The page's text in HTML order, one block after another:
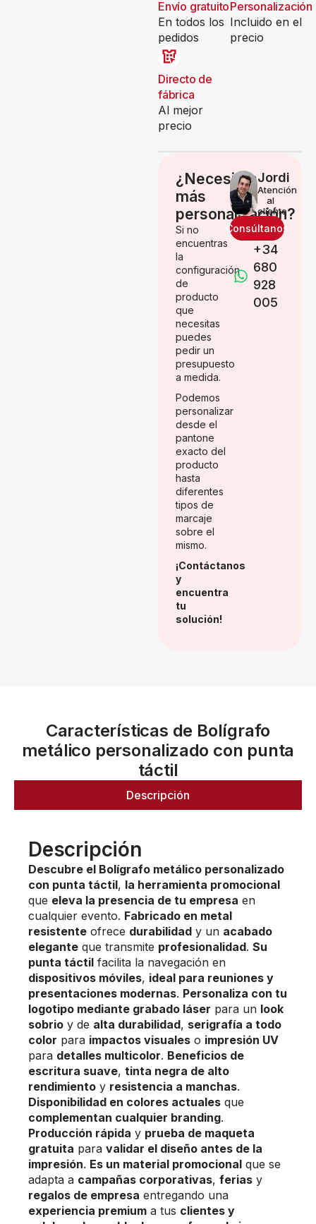
Envío gratuito
En todos los
pedidos
Personalización
Incluido en el
precio
Directo de
fábrica
Al mejor
precio
¿Necesitas
más
personalización?
Si no
encuentras
la
configuración
de
producto
que
necesitas
puedes
pedir un
presupuesto
a medida.
Podemos
personalizar
desde el
pantone
exacto del
producto
hasta
diferentes
tipos de
marcaje
sobre el
mismo.
¡Contáctanos
y
encuentra
tu
solución!
Jordi
Atención
al
cliente
Consúltanos
+34
680
928
005
Características de Bolígrafo
metálico personalizado con punta
táctil
Descripción
Descripción
Descubre el Bolígrafo metálico personalizado
con punta táctil, la herramienta promocional
que eleva la presencia de tu empresa en
cualquier evento. Fabricado en metal
resistente ofrece durabilidad y un acabado
elegante que transmite profesionalidad. Su
punta táctil facilita la navegación en
dispositivos móviles, ideal para reuniones y
presentaciones modernas. Personaliza con tu
logotipo mediante grabado láser para un look
sobrio y de alta durabilidad, serigrafía a todo
color para impactos visuales o impresión UV
para detalles multicolor. Beneficios de
escritura suave, tinta negra de alto
rendimiento y resistencia a manchas.
Disponibilidad en colores actuales que
complementan cualquier branding.
Producción rápida y prueba de maqueta
gratuita para validar el diseño antes de la
impresión. Es un material promocional que se
adapta a campañas corporativas, ferias y
regalos de empresa entregando una
experiencia premium a tus clientes y